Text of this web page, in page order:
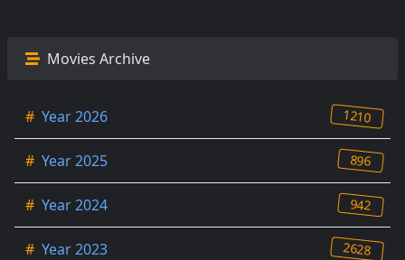
Movies Archive
# Year 2026 1210
# Year 2025 896
# Year 2024 942
# Year 2023 2628